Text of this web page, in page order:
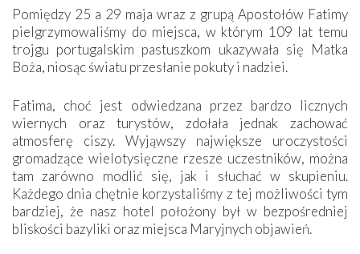
Pomiędzy 25 a 29 maja wraz z grupą Apostołów Fatimy
pielgrzymowaliśmy do miejsca, w którym 109 lat temu
trojgu portugalskim pastuszkom ukazywała się Matka
Boża, niosąc światu przesłanie pokuty i nadziei.
Fatima, choć jest odwiedzana przez bardzo licznych
wiernych oraz turystów, zdołała jednak zachować
atmosferę ciszy. Wyjąwszy największe uroczystości
gromadzące wielotysięczne rzesze uczestników, można
tam zarówno modlić się, jak i słuchać w skupieniu.
Każdego dnia chętnie korzystaliśmy z tej możliwości tym
bardziej, że nasz hotel położony był w bezpośredniej
bliskości bazyliki oraz miejsca Maryjnych objawień.